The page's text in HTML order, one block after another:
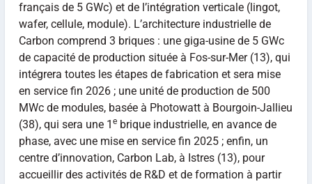
français de 5 GWc) et de l’intégration verticale (lingot,
wafer, cellule, module). L’architecture industrielle de
Carbon comprend 3 briques : une giga-usine de 5 GWc
de capacité de production située à Fos-sur-Mer (13), qui
intégrera toutes les étapes de fabrication et sera mise
en service fin 2026 ; une unité de production de 500
MWc de modules, basée à Photowatt à Bourgoin-Jallieu
(38), qui sera une 1 ebrique industrielle, en avance de
phase, avec une mise en service fin 2025 ; enfin, un
centre d’innovation, Carbon Lab, à Istres (13), pour
accueillir des activités de R&D et de formation à partir